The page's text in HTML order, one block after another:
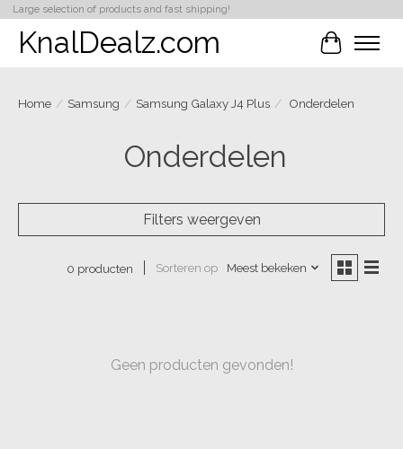
Large selection of products and fast shipping!
KnalDealz.com
Home / Samsung / Samsung Galaxy J4 Plus / Onderdelen
Onderdelen
Filters weergeven
0 producten Sorteren op Meest bekeken
Geen producten gevonden!